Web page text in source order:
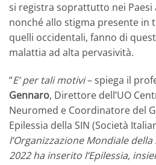
si registra soprattutto nei Paesi
nonché allo stigma presente in
quelli occidentali, fanno di
malattia ad alta pervasività.
“E’ per tali motivi– spiega il
Gennaro, Direttore dell’UO
Neuromed e Coordinatore del
Epilessia della SIN (Società
l’Organizzazione Mondiale
2022 ha inserito l’Epilessia,